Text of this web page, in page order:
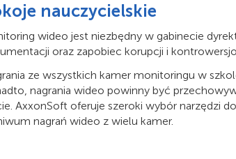
nauczycielskie
wideo jest niezbędny w gabinecie
oraz zapobiec korupcji i
ze wszystkich kamer monitoringu w
nagrania wideo powinny być
AxxonSoft oferuje szeroki wybór narzędzi
nagrań wideo z wielu kamer.